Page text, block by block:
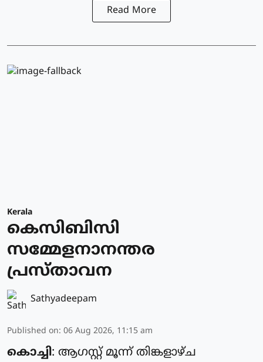
Read More
Kerala
കെസിബിസി
സമ്മേളനാനന്തര
പ്രസ്താവന
Sathyadeepam
Published on: 06 Aug 2026, 11:15 am
കൊച്ചി: ആഗസ്റ്റ് മൂന്ന് തിങ്കളാഴ്ച